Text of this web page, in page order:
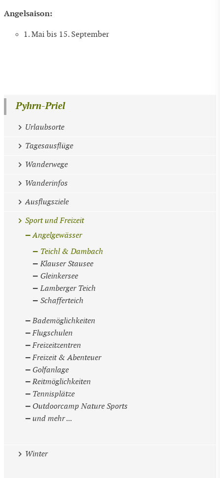
Angelsaison:
1. Mai bis 15. September
Pyhrn-Priel
Urlaubsorte
Tagesausflüge
Wanderwege
Wanderinfos
Ausflugsziele
Sport und Freizeit
Angelgewässer
Teichl & Dambach
Klauser Stausee
Gleinkersee
Lamberger Teich
Schafferteich
Bademöglichkeiten
Flugschulen
Freizeitzentren
Freizeit & Abenteuer
Golfanlage
Reitmöglichkeiten
Tennisplätze
Outdoorcamp Nature Sports
und mehr ...
Winter